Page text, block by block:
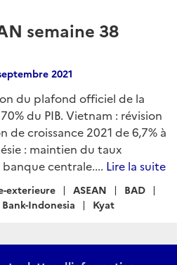
semaine 38
2021
du plafond officiel de la
du PIB. Vietnam : révision
de croissance 2021 de 6,7% à
: maintien du taux
centrale.... Lire la suite
exterieure ASEAN
BAD
Bank-Indonesia Kyat